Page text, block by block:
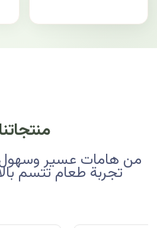
منتجاتنا
من هامات عسير وسهول
تجربة طعام تتسم